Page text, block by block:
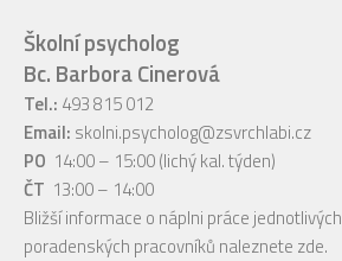
Školní psycholog
Bc. Barbora Cinerová
Tel.: 493 815 012
Email: skolni.psycholog@zsvrchlabi.cz
PO 14:00 – 15:00 (lichý kal. týden)
ČT 13:00 – 14:00
Bližší informace o náplni práce jednotlivých
poradenských pracovníků naleznete zde.